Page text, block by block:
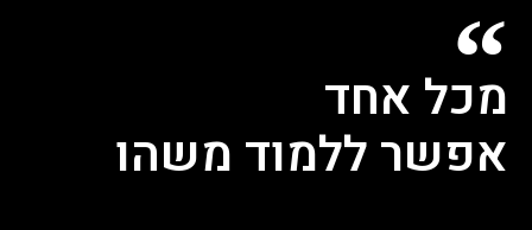
מכל אחד
אפשר ללמוד משהו